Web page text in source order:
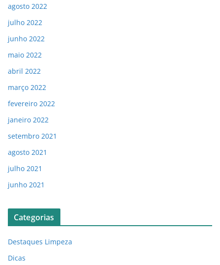
agosto 2022
julho 2022
junho 2022
maio 2022
abril 2022
março 2022
fevereiro 2022
janeiro 2022
setembro 2021
agosto 2021
julho 2021
junho 2021
Categorias
Destaques Limpeza
Dicas